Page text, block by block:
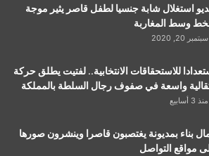
استغلال شابة جنسيا لطفل قاصر يثير موجة
وسط المغاربة
سبتمبر 20, 2020
للاستحقاقات الانتخابية.. لفتيت يطلق حركة
واسعة في صفوف رجال السلطة بالمملكة
منذ 3 أسابيع
بناء بمديونة يغتصبون قاصرا وينشرون صورها
مواقع التواصل